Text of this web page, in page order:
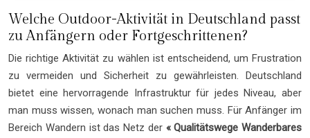
Welche Outdoor-Aktivität in Deutschland passt
zu Anfängern oder Fortgeschrittenen?
Die richtige Aktivität zu wählen ist entscheidend, um Frustration
zu vermeiden und Sicherheit zu gewährleisten. Deutschland
bietet eine hervorragende Infrastruktur für jedes Niveau, aber
man muss wissen, wonach man suchen muss. Für Anfänger im
Bereich Wandern ist das Netz der « Qualitätswege Wanderbares